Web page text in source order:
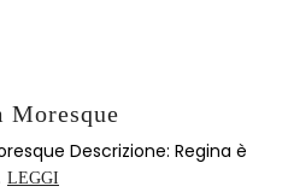
Moresque
Descrizione: Regina è
LEGGI